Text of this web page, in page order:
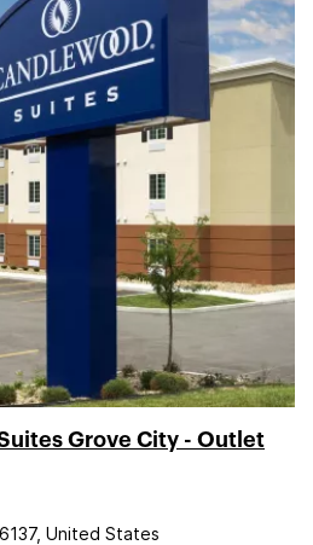
Grove City - Outlet
United States